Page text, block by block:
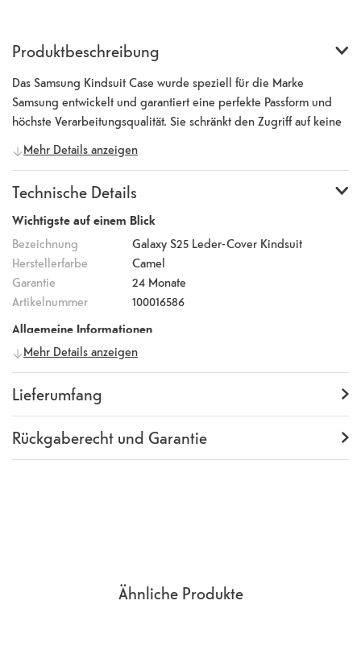
Produktbeschreibung
Das Samsung Kindsuit Case wurde speziell für die Marke
Samsung entwickelt und garantiert eine perfekte Passform und
höchste Verarbeitungsqualität. Sie schränkt den Zugriff auf keine
der Funktionen des Telefons ein, und die elegante Oberfläche -
die an die Textur von Leder erinnert - reduziert das Risiko von
Mehr Details anzeigen
Technische Details
Wichtigste auf einem Blick
Bezeichnung
Galaxy S25 Leder-Cover Kindsuit
Herstellerfarbe
Camel
Garantie
24 Monate
Artikelnummer
100016586
Allgemeine Informationen
Hersteller
Samsung
Herstellernummer
498823
Mehr Details anzeigen
Lieferumfang
Lieferumfang Backcover
Rückgaberecht und Garantie
Garantie
24 Monate
Ähnliche Produkte